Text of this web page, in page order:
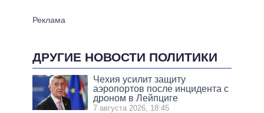
ДРУГИЕ НОВОСТИ ПОЛИТИКИ
Чехия усилит защиту
аэропортов после инцидента с
дроном в Лейпциге
7 августа 2026, 18:45